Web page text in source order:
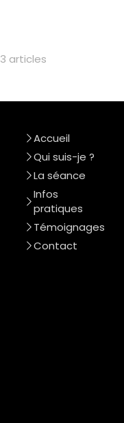
3 articles
Accueil
Qui suis-je ?
La séance
Infos
pratiques
Témoignages
Contact